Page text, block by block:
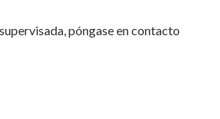
póngase en contacto